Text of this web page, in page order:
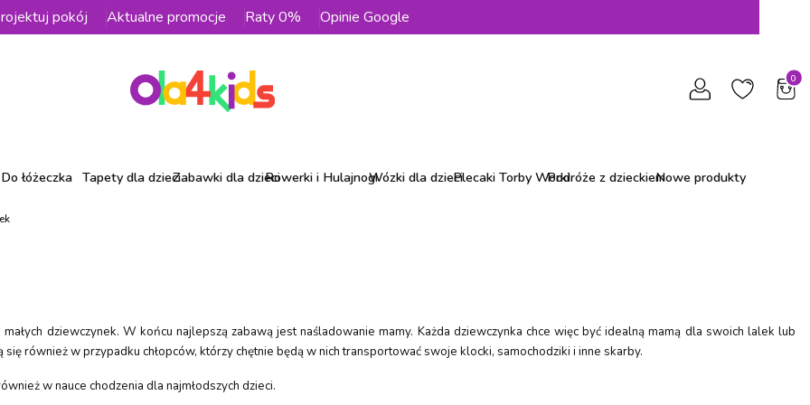
pokój Aktualne promocje Raty 0% Opinie Google
Do łóżeczka Tapety dla dzieciZabawki dla dzieciRowerki i HulajnogiWózki dla dzieciPlecaki Torby WorkiPodróże z dzieckiemNowe produkty
dziewczynek. W końcu najlepszą zabawą jest naśladowanie mamy. Każda dziewczynka chce więc być idealną mamą dla swoich lalek lub
również w przypadku chłopców, którzy chętnie będą w nich transportować swoje klocki, samochodziki i inne skarby.
w nauce chodzenia dla najmłodszych dzieci.